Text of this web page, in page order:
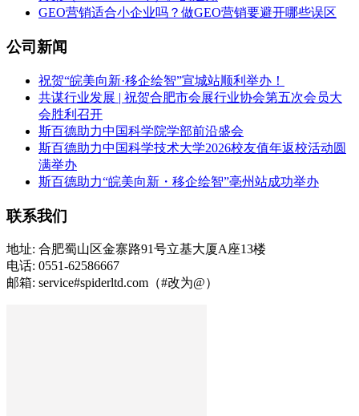
GEO营销适合小企业吗？做GEO营销要避开哪些误区
公司新闻
祝贺“皖美向新·移企绘智”宣城站顺利举办！
共谋行业发展 | 祝贺合肥市会展行业协会第五次会员大
会胜利召开
斯百德助力中国科学院学部前沿盛会
斯百德助力中国科学技术大学2026校友值年返校活动圆
满举办
斯百德助力“皖美向新・移企绘智”亳州站成功举办
联系我们
地址: 合肥蜀山区金寨路91号立基大厦A座13楼
电话: 0551-62586667
邮箱: service#spiderltd.com（#改为@）